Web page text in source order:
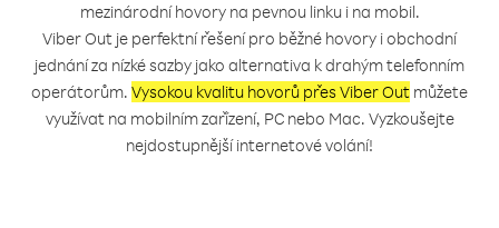
mezinárodní hovory na pevnou linku i na mobil.
Viber Out je perfektní řešení pro běžné hovory i obchodní
jednání za nízké sazby jako alternativa k drahým telefonním
operátorům. Vysokou kvalitu hovorů přes Viber Out můžete
využívat na mobilním zařízení, PC nebo Mac. Vyzkoušejte
nejdostupnější internetové volání!